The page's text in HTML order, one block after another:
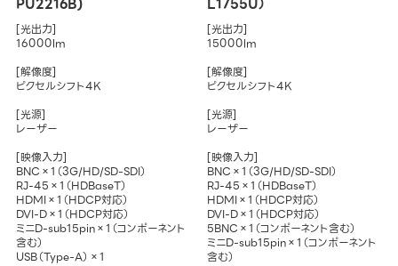
[光出力]
16000lm
[解像度]
ピクセルシフト4K
[光源]
レーザー
[映像入力]
BNC×1（3G/HD/SD-SDI）
RJ-45×1（HDBaseT）
HDMI×1（HDCP対応）
DVI-D×1（HDCP対応）
ミニD-sub15pin×1（コンポーネント
含む）
USB（Type-A）×1
[光出力]
15000lm
[解像度]
ピクセルシフト4K
[光源]
レーザー
[映像入力]
BNC×1（3G/HD/SD-SDI）
RJ-45×1（HDBaseT）
HDMI×1（HDCP対応）
DVI-D×1（HDCP対応）
5BNC×1（コンポーネント含む）
ミニD-sub15pin×1（コンポーネント
含む）